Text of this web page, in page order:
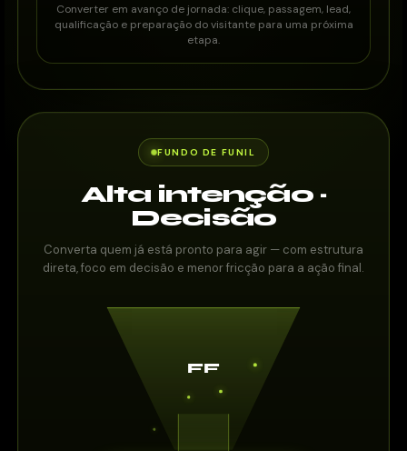
Converter em avanço de jornada: clique, passagem, lead,
qualificação e preparação do visitante para uma próxima
etapa.
FUNDO DE FUNIL
Alta intenção ·
Decisão
Converta quem já está pronto para agir — com estrutura
direta, foco em decisão e menor fricção para a ação final.
FF